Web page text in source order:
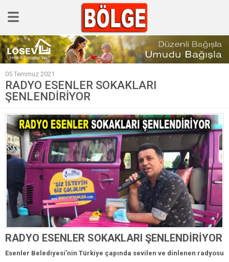
GÜNCEL
POLİTİKA
Polis & Adliye
SPOR
EKONOMİ
YAZARLAR
Sağlık & Yaşam
Kültür & Sanat
EĞİTİM
Müzik & Magazin
05 Temmuz 2021
RADYO ESENLER SOKAKLARI
ŞENLENDİRİYOR
RADYO ESENLER SOKAKLARI ŞENLENDİRİYOR
Esenler Belediyesi’nin Türkiye çapında sevilen ve dinlenen radyosu